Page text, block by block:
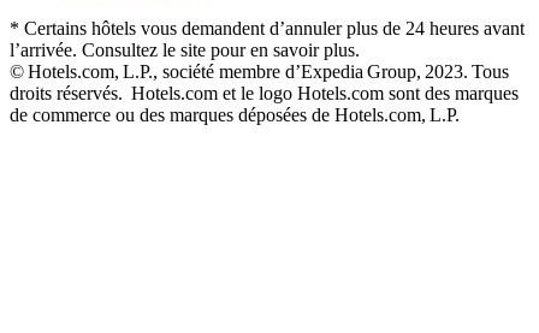
* Certains hôtels vous demandent d’annuler plus de 24 heures avant
l’arrivée. Consultez le site pour en savoir plus.
© Hotels.com, L.P., société membre d’Expedia Group, 2023. Tous
droits réservés. Hotels.com et le logo Hotels.com sont des marques
de commerce ou des marques déposées de Hotels.com, L.P.